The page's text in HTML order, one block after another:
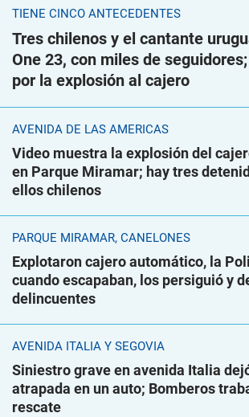
TIENE CINCO ANTECEDENTES
Tres chilenos y el cantante
One 23, con miles de
por la explosión al cajero
AVENIDA DE LAS AMÉRICAS
Video muestra la explosión del
en Parque Miramar; hay tres
ellos chilenos
PARQUE MIRAMAR, CANELONES
Explotaron cajero automático, la
cuando escapaban, los persiguió y
delincuentes
AVENIDA ITALIA Y SEGOVIA
Siniestro grave en avenida Italia
atrapada en un auto; Bomberos
rescate